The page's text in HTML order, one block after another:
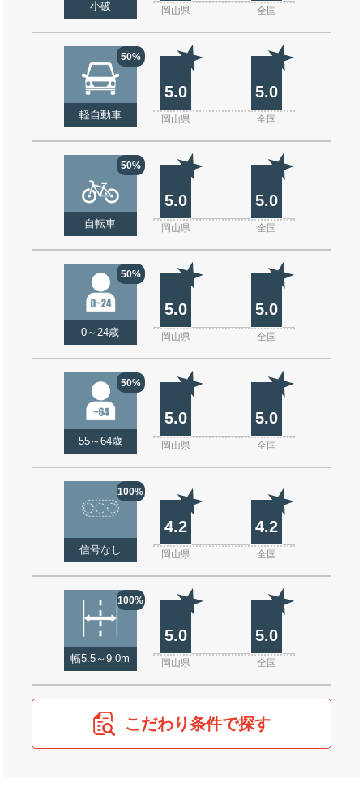
小破 岡山県 全国
50%
軽自動車
5.0 5.0
岡山県 全国
50%
自転車
5.0 5.0
岡山県 全国
50%
0～24歳
5.0 5.0
岡山県 全国
50%
55～64歳
5.0 5.0
岡山県 全国
100%
信号なし
4.2 4.2
岡山県 全国
100%
幅5.5～9.0m
5.0 5.0
岡山県 全国
こだわり条件で探す